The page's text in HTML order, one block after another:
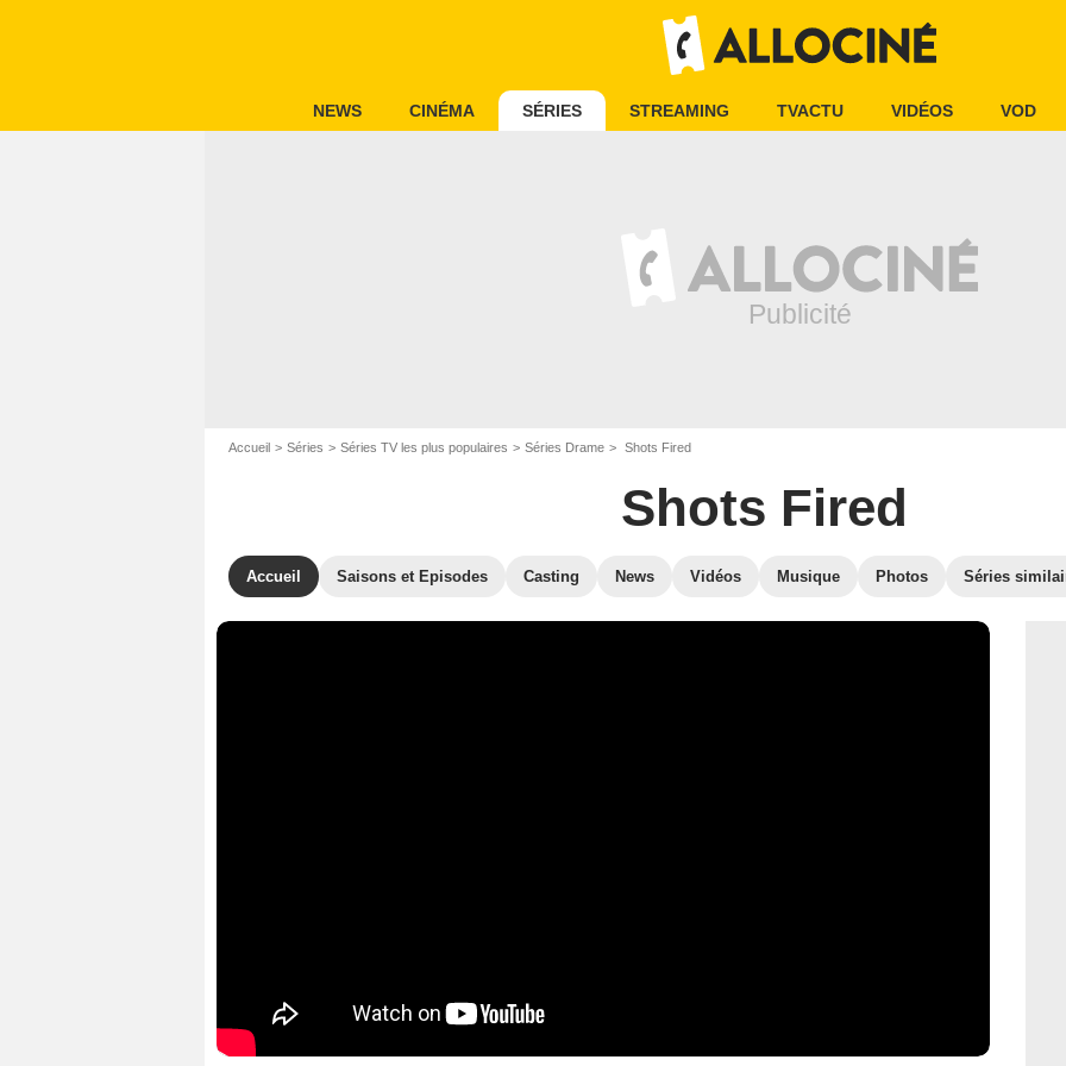
NEWS CINÉMA SÉRIES STREAMING TVACTU VIDÉOS VOD
Accueil Séries Séries TV les plus populaires Séries Drame Shots Fired
Shots Fired
Accueil Saisons et Episodes Casting News Vidéos Musique Photos Séries